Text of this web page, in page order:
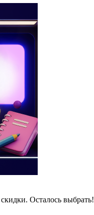
Осталось выбрать!